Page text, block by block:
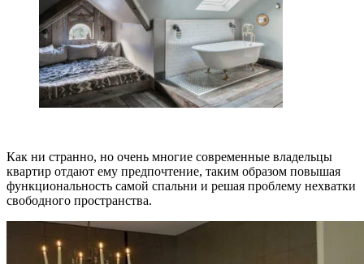
Как ни странно, но очень многие современные владельцы
квартир отдают ему предпочтение, таким образом повышая
функциональность самой спальни и решая проблему нехватки
свободного пространства.